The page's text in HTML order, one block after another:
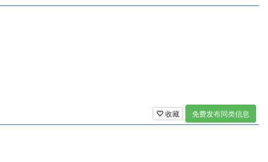
收藏 免费发布同类信息